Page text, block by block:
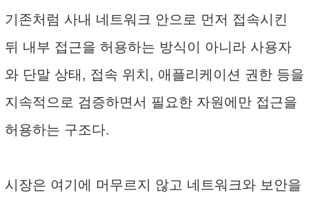
기존처럼 사내 네트워크 안으로 먼저 접속시킨
뒤 내부 접근을 허용하는 방식이 아니라 사용자
와 단말 상태, 접속 위치, 애플리케이션 권한 등을
지속적으로 검증하면서 필요한 자원에만 접근을
허용하는 구조다.
시장은 여기에 머무르지 않고 네트워크와 보안을